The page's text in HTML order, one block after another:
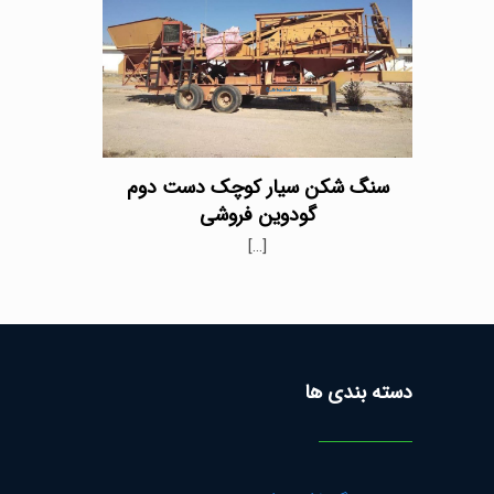
سنگ شکن سیار کوچک دست دوم
گودوین فروشی
[…]
دسته بندی ها